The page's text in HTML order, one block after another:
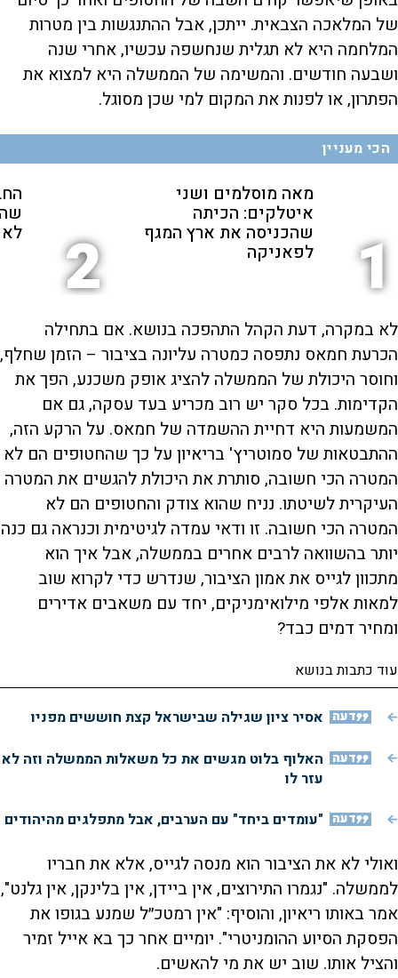
של המלאכה הצבאית. ייתכן, אבל ההתנגשות בין מטרות
המלחמה היא לא תגלית שנחשפה עכשיו, אחרי שנה
ושבעה חודשים. והמשימה של הממשלה היא למצוא את
הפתרון, או לפנות את המקום למי שכן מסוגל.
הכי מעניין
1
מאה מוסלמים ושני
איטלקים: הכיתה
שהכניסה את ארץ המגף
לפאניקה 2
לא במקרה, דעת הקהל התהפכה בנושא. אם בתחילה
הכרעת חמאס נתפסה כמטרה עליונה בציבור – הזמן שחלף,
וחוסר היכולת של הממשלה להציג אופק משכנע, הפך את
הקדימות. בכל סקר יש רוב מכריע בעד עסקה, גם אם
המשמעות היא דחיית ההשמדה של חמאס. על הרקע הזה,
ההתבטאות של סמוטריץ' בריאיון על כך שהחטופים הם לא
המטרה הכי חשובה, סותרת את היכולת להגשים את המטרה
העיקרית לשיטתו. נניח שהוא צודק והחטופים הם לא
המטרה הכי חשובה. זו ודאי עמדה לגיטימית וכנראה גם כנה
יותר בהשוואה לרבים אחרים בממשלה, אבל איך הוא
מתכוון לגייס את אמון הציבור, שנדרש כדי לקרוא שוב
למאות אלפי מילואימניקים, יחד עם משאבים אדירים
ומחיר דמים כבד?
עוד כתבות בנושא
דעה אסיר ציון שגילה שבישראל קצת חוששים מפניו
דעה האלוף בלוט מגשים את כל משאלות הממשלה וזה לא
עזר לו
דעה "עומדים ביחד" עם הערבים, אבל מתפלגים מהיהודים
ואולי לא את הציבור הוא מנסה לגייס, אלא את חבריו
לממשלה. "נגמרו התירוצים, אין ביידן, אין בלינקן, אין גלנט",
אמר באותו ריאיון, והוסיף: "אין רמטכ״ל שמנע בגופו את
הפסקת הסיוע ההומניטרי". יומיים אחר כך בא אייל זמיר
והציל אותו. שוב יש את מי להאשים.